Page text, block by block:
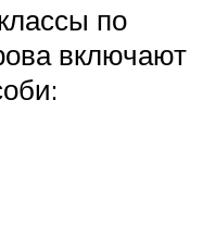
по
включают